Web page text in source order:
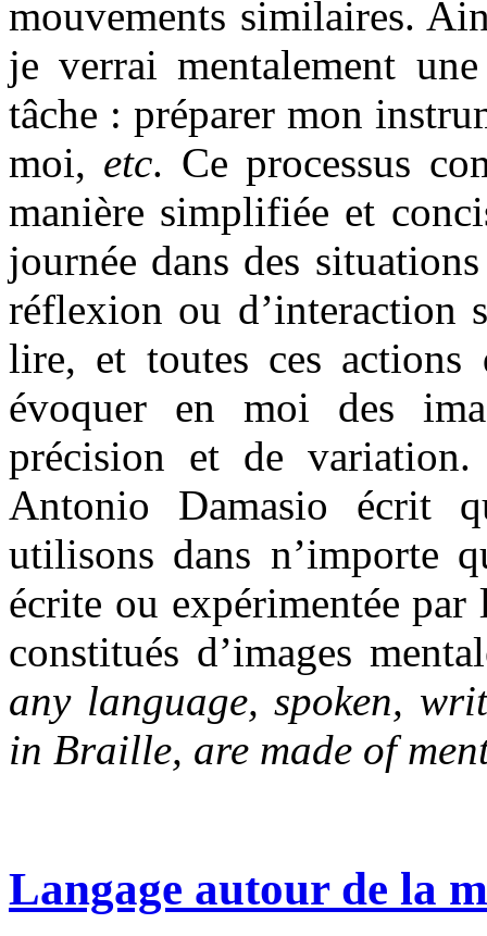
mouvements similaires.
je verrai mentalement
tâche : préparer mon
moi, etc. Ce processus
manière simplifiée et
journée dans des
réflexion ou d’interaction
lire, et toutes ces actions
évoquer en moi des
précision et de variation.
Antonio Damasio écrit
utilisons dans n’importe
écrite ou expérimentée
constitués d’images
any language, spoken,
in Braille, are made of
Langage autour de la